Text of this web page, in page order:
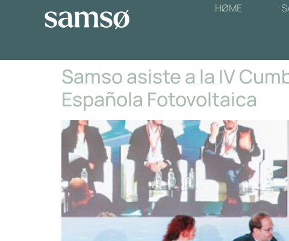
HØME
Samso asiste a la IV
Española Fotovoltaica